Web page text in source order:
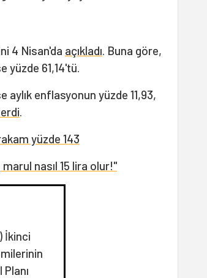
4 Nisan'da açıkladı. Buna göre,
yüzde 61,14'tü.
aylık enflasyonun yüzde 11,93,
.
yüzde 143
nasıl 15 lira olur!"
İkinci